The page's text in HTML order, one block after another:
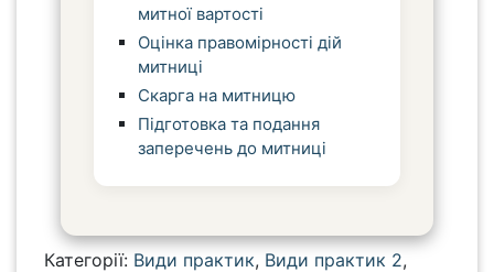
митної вартості
Оцінка правомірності дій
митниці
Скарга на митницю
Підготовка та подання
заперечень до митниці
Категорії: Види практик, Види практик 2,